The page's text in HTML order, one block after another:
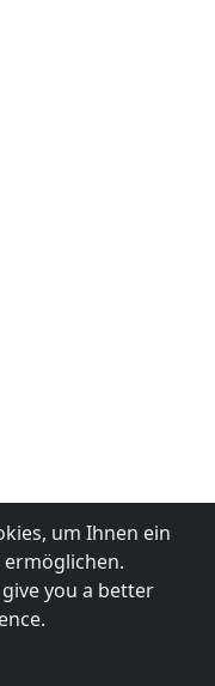
um Ihnen ein
you a better